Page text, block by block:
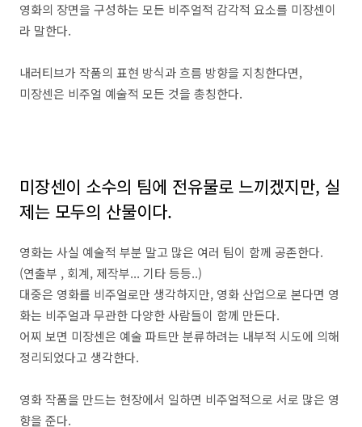
영화의 장면을 구성하는 모든 비주얼적 감각적 요소를 미장센이
라 말한다.
내러티브가 작품의 표현 방식과 흐름 방향을 지칭한다면,
미장센은 비주얼 예술적 모든 것을 총칭한다.
미장센이 소수의 팀에 전유물로 느끼겠지만, 실
제는 모두의 산물이다.
영화는 사실 예술적 부분 말고 많은 여러 팀이 함께 공존한다.
(연출부 , 회계, 제작부... 기타 등등..)
대중은 영화를 비주얼로만 생각하지만, 영화 산업으로 본다면 영
화는 비주얼과 무관한 다양한 사람들이 함께 만든다.
어찌 보면 미장센은 예술 파트만 분류하려는 내부적 시도에 의해
정리되었다고 생각한다.
영화 작품을 만드는 현장에서 일하면 비주얼적으로 서로 많은 영
향을 준다.